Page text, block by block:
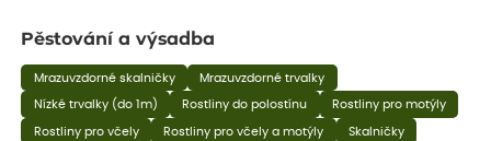
Pěstování a výsadba
Mrazuvzdorné skalničky Mrazuvzdorné trvalky
Nízké trvalky (do 1m) Rostliny do polostínu Rostliny pro motýly
Rostliny pro včely Rostliny pro včely a motýly Skalničky